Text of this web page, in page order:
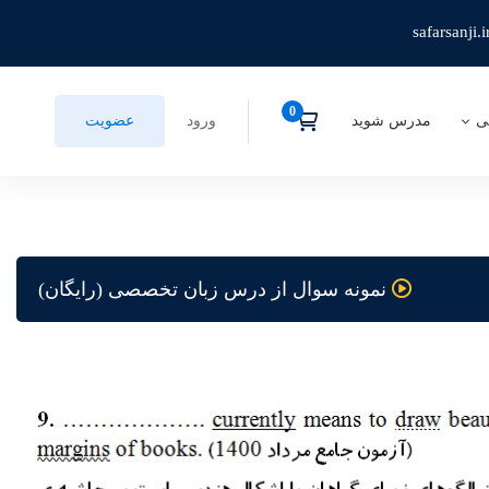
مدرس شوید ورود عضویت
نمونه سوال از درس زبان تخصصی (رایگان)